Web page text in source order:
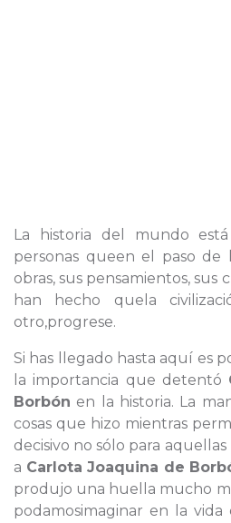
La historia del mundo
personas queen el paso de
obras, sus pensamientos, sus
han hecho quela
otro,progrese.
Si has llegado hasta aquí es
la importancia que detentó
Borbón en la historia. La
cosas que hizo mientras
decisivo no sólo para
a Carlota Joaquina de
produjo una huella mucho
podamosimaginar en la